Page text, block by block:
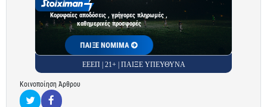
Κορυφαίες αποδόσεις , γρήγορες πληρωμές ,
καθημερινές προσφορές
ΠΑΙΞΕ ΝΟΜΙΜΑ
ΕΕΕΠ | 21+ | ΠΑΙΞΕ ΥΠΕΥΘΥΝΑ
Κοινοποίηση Άρθρου